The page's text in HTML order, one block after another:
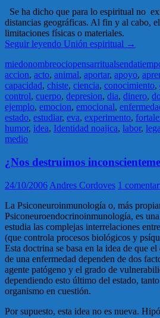
Se ha dicho que para lo espiritual no
distancias geográficas. Al fin y al cabo,
limitaciones físicas o materiales.
Seguir leyendo Unión espiritual →
miedonombreociopensarritualsenda
accion, acto, animal, aportar, apoyo,
capacidad, chiste, ciencia, conocimiento,
control, cuerpo, depresion, dia, dinero,
ejemplo, emocion, emocional,
estado, estudiar, eva, experimento,
humor, idea, Identidad noajica, labor,
medio
¿Nos destruimos
24/10/2006 Andres Cordoves 1
La Psiconeuroinmunología o, más
Psiconeuroendocrinoinmunología, es
estudia las complejas interrelaciones
(que controla procesos biológicos y
Esta doctrina se basa en la idea de que
de una enfermedad dependen de dos
agente patógeno y el grado de
dependiendo esto último del estado,
organismo en cuestión.
Por supuesto, esta idea no es nueva.